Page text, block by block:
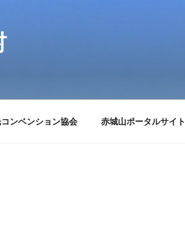
ンベンション協会 赤城山ポータルサイト